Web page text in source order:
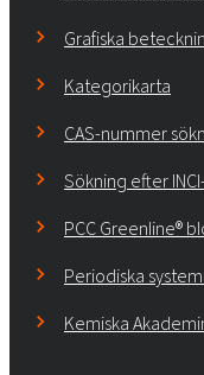
Grafiska
Kategorikarta
CAS-nummer
Sökning efter
PCC Greenline®
Periodiska
Kemiska